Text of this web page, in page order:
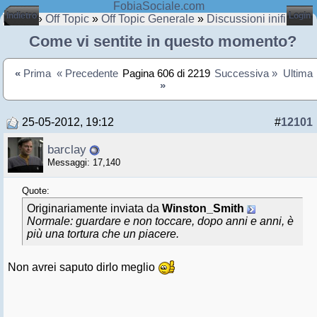
FobiaSociale.com
Indietro Login
Home » Off Topic » Off Topic Generale » Discussioni inifinite
Come vi sentite in questo momento?
« Prima « Precedente Pagina 606 di 2219 Successiva » Ultima
»
#12101
25-05-2012, 19:12
barclay
Messaggi: 17,140
Quote:
Originariamente inviata da Winston_Smith
Normale: guardare e non toccare, dopo anni e anni, è
più una tortura che un piacere.
Non avrei saputo dirlo meglio